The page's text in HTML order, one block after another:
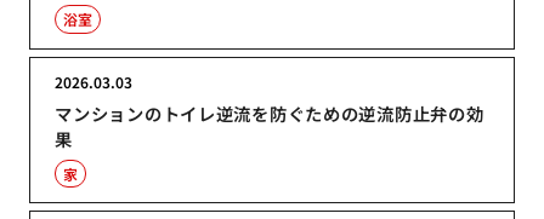
浴室
マンションのトイレ逆流を防ぐための逆流防止弁の効
果
2026.03.03
家